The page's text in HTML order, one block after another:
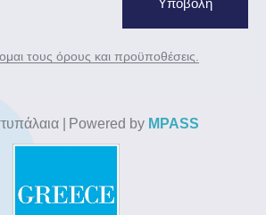
τους όρους και προϋποθέσεις.
Powered by MPASS